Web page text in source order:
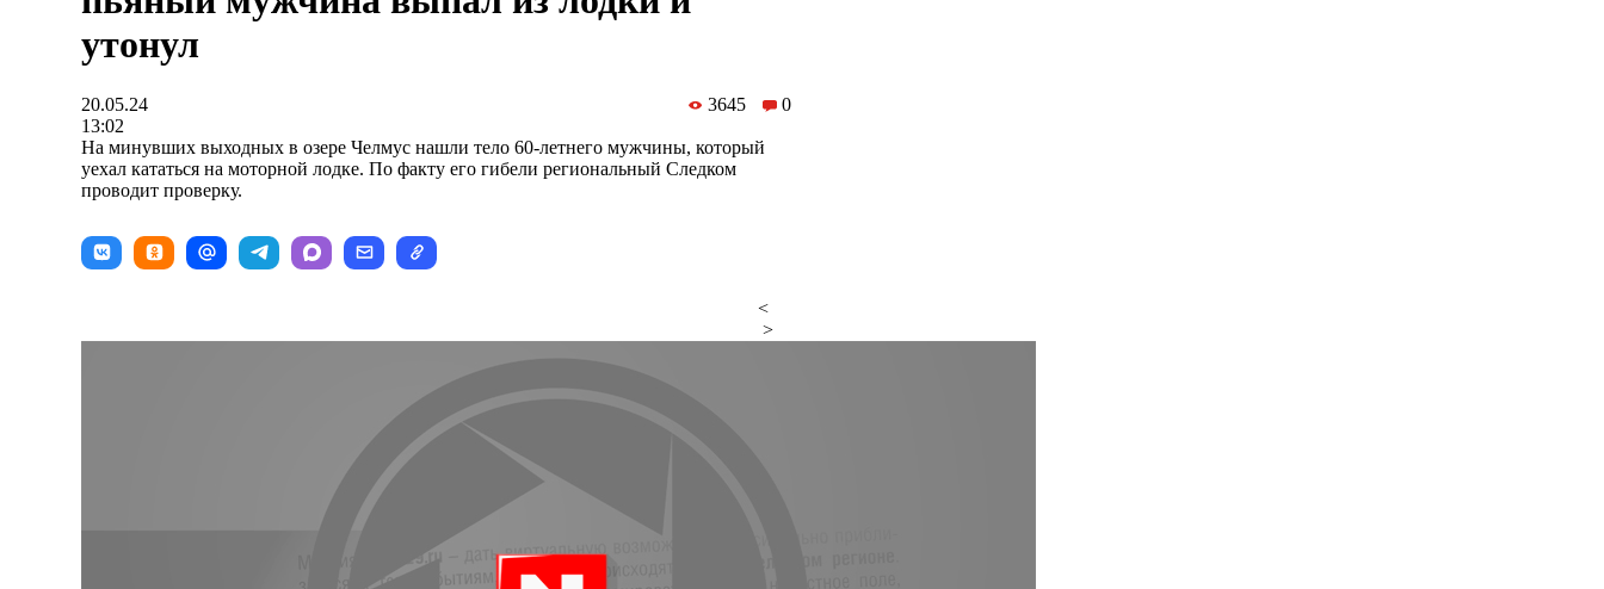
утонул
20.05.24
13:02
3645 0
На минувших выходных в озере Челмус нашли тело 60-летнего мужчины, который
уехал кататься на моторной лодке. По факту его гибели региональный Следком
проводит проверку.
<
>